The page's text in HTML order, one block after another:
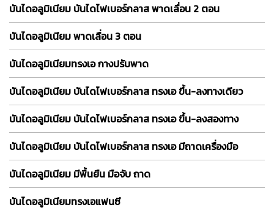
บันไดอลูมิเนียม บันไดไฟเบอร์กลาส พาดเลื่อน 2 ตอน
บันไดอลูมิเนียม พาดเลื่อน 3 ตอน
บันไดอลูมิเนียมทรงเอ กางปรับพาด
บันไดอลูมิเนียม บันไดไฟเบอร์กลาส ทรงเอ ขึ้น-ลงทางเดียว
บันไดอลูมิเนียม บันไดไฟเบอร์กลาส ทรงเอ ขึ้น-ลงสองทาง
บันไดอลูมิเนียม บันไดไฟเบอร์กลาส ทรงเอ มีถาดเครื่องมือ
บันไดอลูมิเนียม มีพื้นยืน มือจับ ถาด
บันไดอลูมิเนียมทรงเอแฟนซี